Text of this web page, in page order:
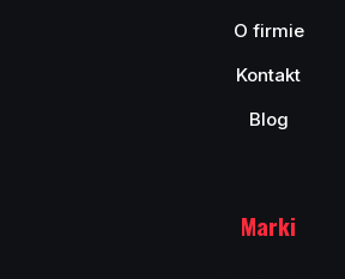
O firmie
Kontakt
Blog
Marki